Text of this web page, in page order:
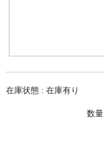
在庫状態 : 在庫有り
数量